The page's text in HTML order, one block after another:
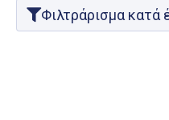
Φιλτράρισμα κατά